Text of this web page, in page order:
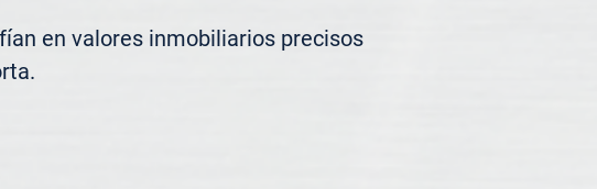
en valores inmobiliarios precisos